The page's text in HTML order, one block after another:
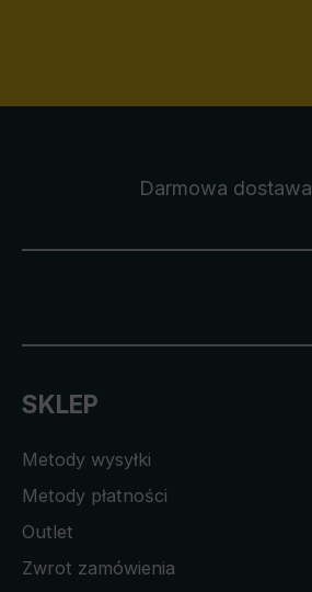
Darmowa dostawa
SKLEP
Metody wysyłki
Metody płatności
Outlet
Zwrot zamówienia